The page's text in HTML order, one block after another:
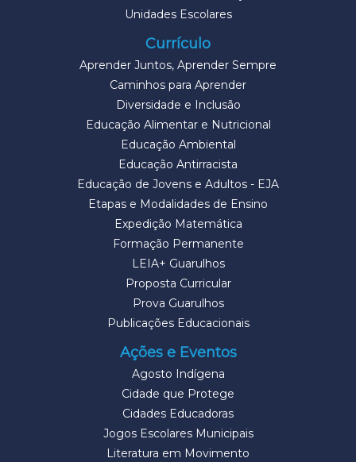
Unidades Escolares
Currículo
Aprender Juntos, Aprender Sempre
Caminhos para Aprender
Diversidade e Inclusão
Educação Alimentar e Nutricional
Educação Ambiental
Educação Antirracista
Educação de Jovens e Adultos - EJA
Etapas e Modalidades de Ensino
Expedição Matemática
Formação Permanente
LEIA+ Guarulhos
Proposta Curricular
Prova Guarulhos
Publicações Educacionais
Ações e Eventos
Agosto Indígena
Cidade que Protege
Cidades Educadoras
Jogos Escolares Municipais
Literatura em Movimento